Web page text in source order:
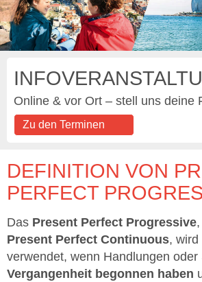
Online & vor Ort – stell uns deine
Zu den Terminen
DEFINITION VON
PERFECT
Das Present Perfect Progressive
Present Perfect Continuous, wird
verwendet, wenn Handlungen
Vergangenheit begonnen haben